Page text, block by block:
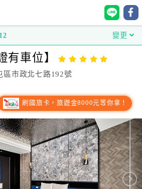
變更
有車位】
區市政北七路192號
刷國旅卡，旅遊金8000元等你拿！